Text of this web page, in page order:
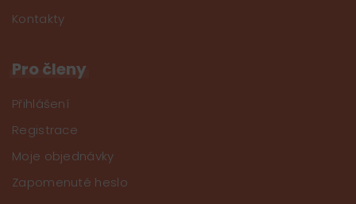
Kontakty
Pro členy
Přihlášení
Registrace
Moje objednávky
Zapomenuté heslo